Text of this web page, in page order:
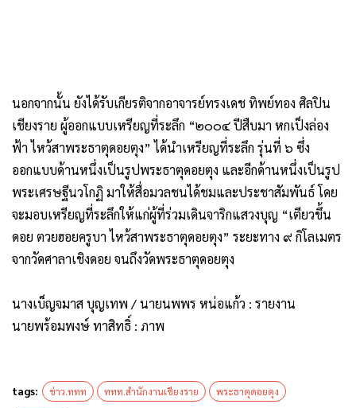
นอกจากนั้น ยังได้รับเกียรติจากอาจารย์ทรงเดช ทิพย์ทอง ศิลปิน
เชียงราย ผู้ออกแบบเหรียญที่ระลึก “๒๐๐๔ ปีสืบมา หกเป็งล่อง
ฟ้า ไหว้สาพระธาตุดอยตุง” ได้นำเหรียญที่ระลึก รุ่นที่ ๖ ซึ่ง
ออกแบบด้านหนึ่งเป็นรูปพระธาตุดอยตุง และอีกด้านหนึ่งเป็นรูป
พระเศรษฐีนวโกฏิ มาให้สื่อมวลชนได้ชมและประชาสัมพันธ์ โดย
จะมอบเหรียญที่ระลึกให้แก่ผู้ที่ร่วมเดินจาริกแสวงบุญ “เตียวขึ้น
ดอย ตวยฮอยครูบา ไหว้สาพระธาตุดอยตุง” ระยะทาง ๙ กิโลเมตร
จากวัดศาลาเชิงดอย จนถึงวัดพระธาตุดอยตุง
นางเบ็ญจมาส บุญเทพ / นายนพพร หน่อแก้ว : รายงาน
นายพร้อมพงษ์ ทาสิทธิ์ : ภาพ
tags: ข่าว.ททท ททท.สำนักงานเชียงราย พระธาตุดอยตุง